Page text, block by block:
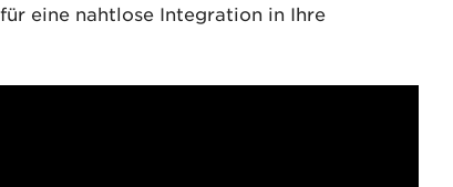
eine nahtlose Integration in Ihre